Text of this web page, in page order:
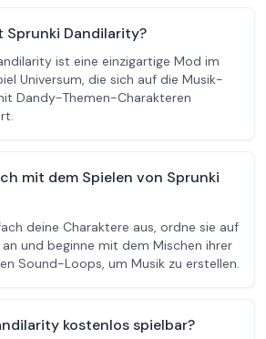
Sprunki Dandilarity?
ist eine einzigartige Mod im
Universum, die sich auf die Musik-
Dandy-Themen-Charakteren
mit dem Spielen von Sprunki
deine Charaktere aus, ordne sie auf
an und beginne mit dem Mischen ihrer
Sound-Loops, um Musik zu erstellen.
kostenlos spielbar?